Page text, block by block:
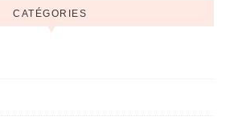
CATÉGORIES